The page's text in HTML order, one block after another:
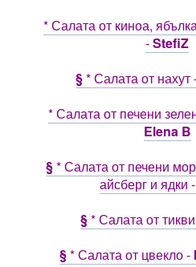
* Салата от киноа,
-StefiZ
§* Салата от нахут
* Салата от печени
Elena B
§* Салата от печени
айсберг и ядки -
§* Салата от
§* Салата от цвекло -